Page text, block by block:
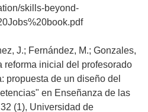
skills-beyond-
J.; Fernández, M.; Gonzales,
reforma inicial del profesorado
propuesta de un diseño del
en Enseñanza de las
(1), Universidad de